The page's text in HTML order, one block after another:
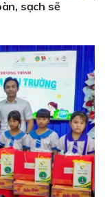
sạch sẽ